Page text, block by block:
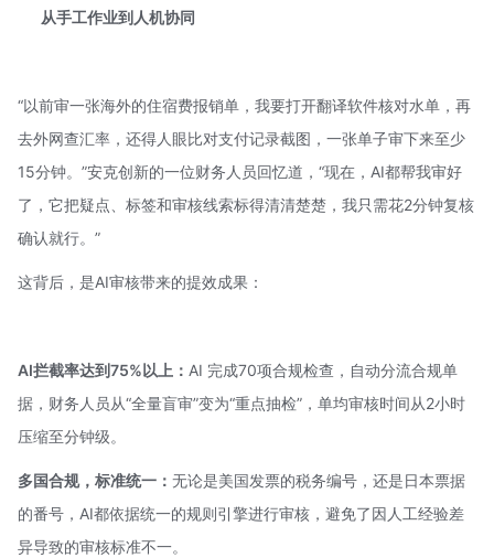
从手工作业到人机协同
“以前审一张海外的住宿费报销单，我要打开翻译软件核对水单，再
去外网查汇率，还得人眼比对支付记录截图，一张单子审下来至少
15分钟。”安克创新的一位财务人员回忆道，“现在，AI都帮我审好
了，它把疑点、标签和审核线索标得清清楚楚，我只需花2分钟复核
确认就行。”
这背后，是AI审核带来的提效成果：
AI拦截率达到75%以上： AI 完成70项合规检查，自动分流合规单
据，财务人员从“全量盲审”变为“重点抽检”，单均审核时间从2小时
压缩至分钟级。
多国合规，标准统一： 无论是美国发票的税务编号，还是日本票据
的番号，AI都依据统一的规则引擎进行审核，避免了因人工经验差
异导致的审核标准不一。